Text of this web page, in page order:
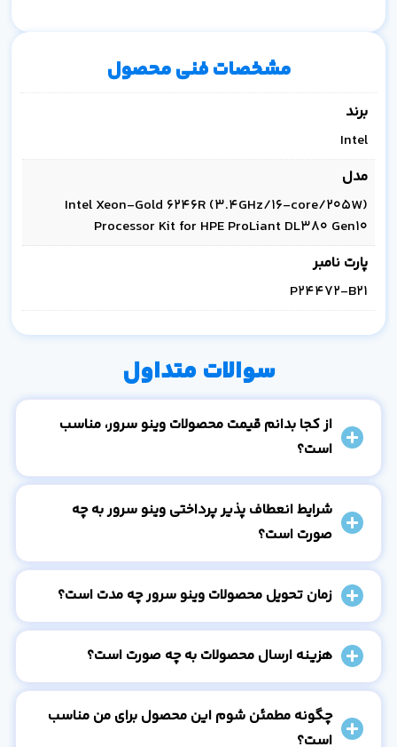
مشخصات فنی محصول
برند
Intel
مدل
Intel Xeon-Gold 6246R (3.4GHz/16-core/205W)
Processor Kit for HPE ProLiant DL380 Gen10
پارت نامبر
P24472-B21
سوالات متداول
از کجا بدانم قیمت محصولات وینو سرور، مناسب
است؟
شرایط انعطاف پذیر پرداختی وینو سرور به چه
صورت است؟
زمان تحویل محصولات وینو سرور چه مدت است؟
هزینه ارسال محصولات به چه صورت است؟
چگونه مطمئن شوم این محصول برای من مناسب
است؟